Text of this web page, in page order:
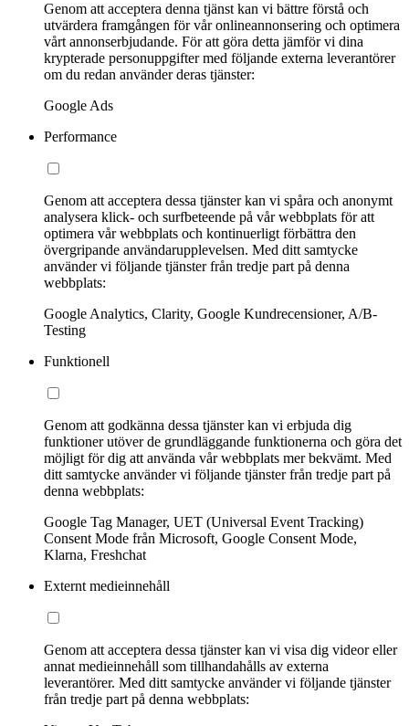
Genom att acceptera denna tjänst kan vi bättre förstå och
utvärdera framgången för vår onlineannonsering och optimera
vårt annonserbjudande. För att göra detta jämför vi dina
krypterade personuppgifter med följande externa leverantörer
om du redan använder deras tjänster:
Google Ads
Performance
Genom att acceptera dessa tjänster kan vi spåra och anonymt
analysera klick- och surfbeteende på vår webbplats för att
optimera vår webbplats och kontinuerligt förbättra den
övergripande användarupplevelsen. Med ditt samtycke
använder vi följande tjänster från tredje part på denna
webbplats:
Google Analytics, Clarity, Google Kundrecensioner, A/B-
Testing
Funktionell
Genom att godkänna dessa tjänster kan vi erbjuda dig
funktioner utöver de grundläggande funktionerna och göra det
möjligt för dig att använda vår webbplats mer bekvämt. Med
ditt samtycke använder vi följande tjänster från tredje part på
denna webbplats:
Google Tag Manager, UET (Universal Event Tracking)
Consent Mode från Microsoft, Google Consent Mode,
Klarna, Freshchat
Externt medieinnehåll
Genom att acceptera dessa tjänster kan vi visa dig videor eller
annat medieinnehåll som tillhandahålls av externa
leverantörer. Med ditt samtycke använder vi följande tjänster
från tredje part på denna webbplats: